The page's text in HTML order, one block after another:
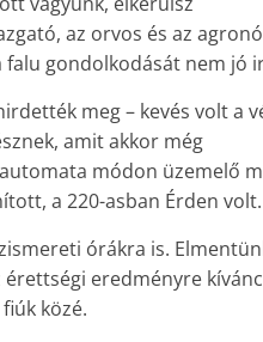
az orvos és az
falu gondolkodását nem jó
meg – kevés volt a
amit akkor még
módon üzemelő
a 220-asban Érden volt.
órákra is.
eredményre
közé.